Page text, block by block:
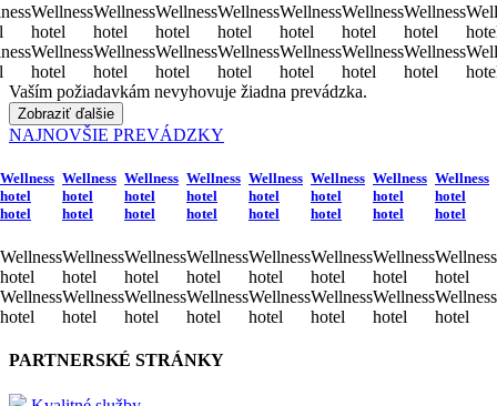
Wellness
hotel
Wellness
hotel
Wellness
hotel
Wellness
hotel
Wellness
hotel
Wellness
hotel
Wellness
hotel
Wellness
hotel
Wellness
hotel
Wellness
hotel
Wellness
hotel
Wellness
hotel
Wellness
hotel
Wellness
hotel
Vaším požiadavkám nevyhovuje žiadna prevádzka.
Zobraziť ďalšie
NAJNOVŠIE PREVÁDZKY
Wellness
hotel
hotel
Wellness
hotel
Wellness
hotel
Wellness
hotel
hotel
Wellness
hotel
Wellness
hotel
Wellness
hotel
hotel
Wellness
hotel
Wellness
hotel
Wellness
hotel
hotel
Wellness
hotel
Wellness
hotel
Wellness
hotel
hotel
Wellness
hotel
Wellness
hotel
Wellness
hotel
hotel
Wellness
hotel
Wellness
hotel
Wellness
hotel
hotel
Wellness
hotel
Wellness
hotel
Wellness
hotel
hotel
Wellness
hotel
Wellness
hotel
PARTNERSKÉ STRÁNKY